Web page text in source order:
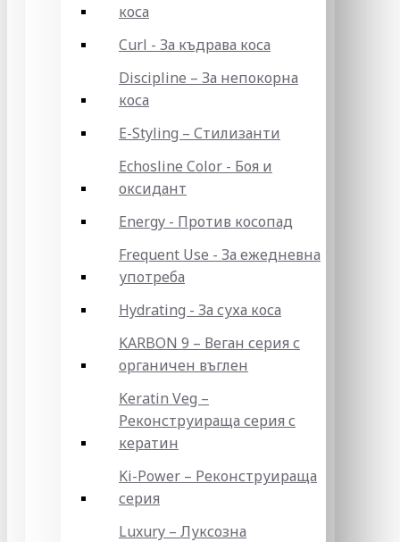
коса
Curl - За къдрава коса
Discipline – За непокорна
коса
E-Styling – Стилизанти
Echosline Color - Боя и
оксидант
Energy - Против косопад
Frequent Use - За ежедневна
употреба
Hydrating - За суха коса
KARBON 9 – Веган серия с
органичен въглен
Keratin Veg –
Реконструираща серия с
кератин
Ki-Power – Реконструираща
серия
Luxury – Луксозна